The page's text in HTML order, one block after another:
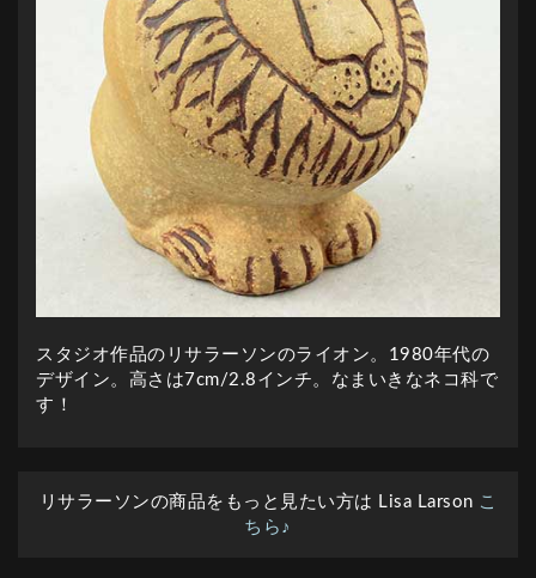
スタジオ作品のリサラーソンのライオン。1980年代の
デザイン。高さは7cm/2.8インチ。なまいきなネコ科で
す！
リサラーソンの商品をもっと見たい方は Lisa Larson こ
ちら♪